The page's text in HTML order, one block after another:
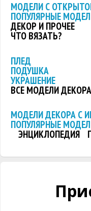
МОДЕЛИ С
ПОПУЛЯРНЫЕ
ДЕКОР И ПРОЧЕЕ
ЧТО ВЯЗАТЬ?
ПЛЕД
ПОДУШКА
УКРАШЕНИЕ
ВСЕ МОДЕЛИ ДЕКОРА
МОДЕЛИ ДЕКОРА С
ПОПУЛЯРНЫЕ
ЭНЦИКЛОПЕДИЯ